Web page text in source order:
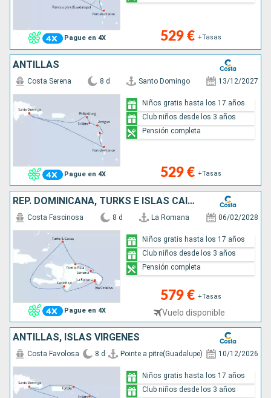
Pague en 4X 529 € +Tasas
ANTILLAS
Pague en 4X
Costa Serena 8 d Santo Domingo 13/12/2027
529 € +Tasas
Niños gratis hasta los 17 años
Club niños desde los 3 años
Pensión completa
REP. DOMINICANA, TURKS E ISLAS CAICOS
Pague en 4X
Costa Fascinosa 8 d La Romana 06/02/2028
579 € +Tasas
Vuelo disponible
Niños gratis hasta los 17 años
Club niños desde los 3 años
Pensión completa
ANTILLAS, ISLAS VÍRGENES
Costa Favolosa 8 d Pointe a pitre(Guadalupe) 10/12/2026
Niños gratis hasta los 17 años
Club niños desde los 3 años